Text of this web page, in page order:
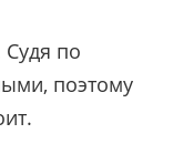
Судя по
поэтому